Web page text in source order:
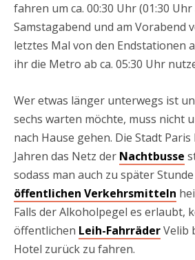
fahren um ca. 00:30 Uhr (01:30
Samstagabend und am Vorabend
letztes Mal von den Endstationen
ihr die Metro ab ca. 05:30 Uhr
Wer etwas länger unterwegs ist
sechs warten möchte, muss nicht
nach Hause gehen. Die Stadt
Jahren das Netz der Nachtbusse
sodass man auch zu später
öffentlichen Verkehrsmitteln
Falls der Alkoholpegel es erlaubt,
öffentlichen Leih-FahrräderVelib
Hotel zurück zu fahren.